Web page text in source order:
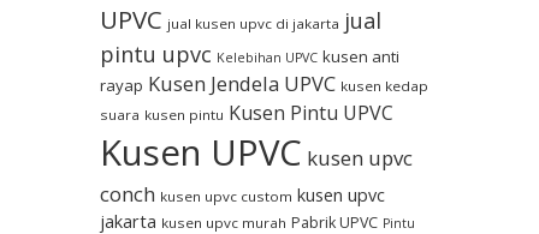
UPVC jual kusen upvc di jakarta jual
pintu upvc Kelebihan UPVC kusen anti
rayap Kusen Jendela UPVC kusen kedap
suara kusen pintu Kusen Pintu UPVC
Kusen UPVC kusen upvc
conch kusen upvc custom kusen upvc
jakarta kusen upvc murah Pabrik UPVC Pintu